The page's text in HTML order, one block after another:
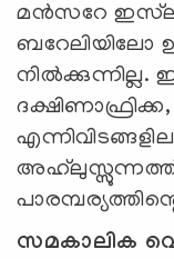
മൻസറേ
ബറേലിയിലോ
നിൽക്കുന്നില്ല.
അഹ്‌ലുസ്സുന്നത്ത്
സമകാലിക